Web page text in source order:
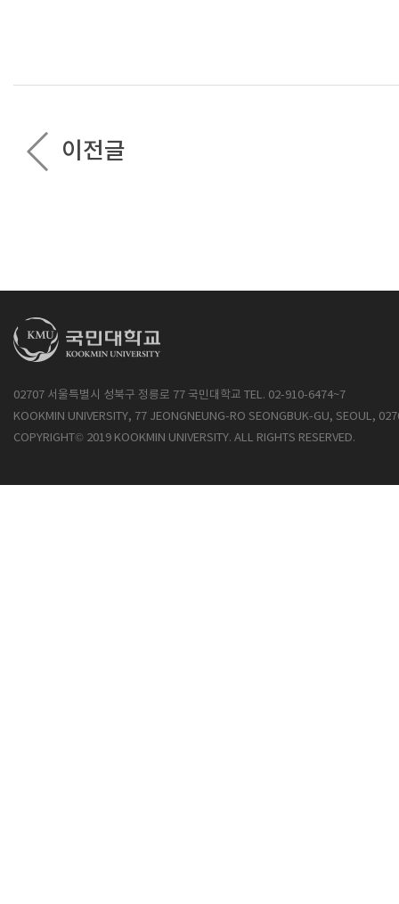
이전글
02707 서울특별시 성북구 정릉로 77 국민대학교 TEL. 02-910-6474~7
KOOKMIN UNIVERSITY, 77 JEONGNEUNG-RO SEONGBUK-GU, SEOUL,
COPYRIGHT© 2019 KOOKMIN UNIVERSITY. ALL RIGHTS RESERVED.